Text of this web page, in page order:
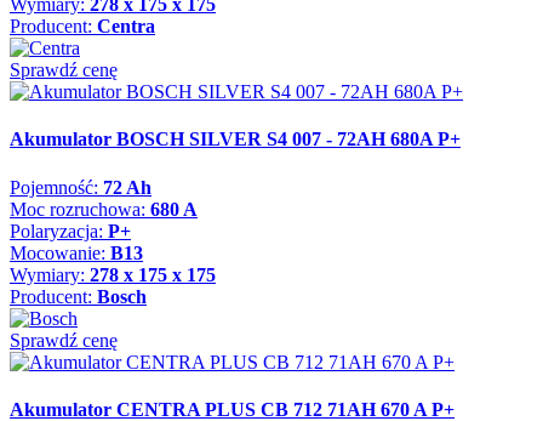
Wymiary: 278 x 175 x 175
Producent: Centra
Sprawdź cenę
Akumulator BOSCH SILVER S4 007 - 72AH 680A P+
Pojemność: 72 Ah
Moc rozruchowa: 680 A
Polaryzacja: P+
Mocowanie: B13
Wymiary: 278 x 175 x 175
Producent: Bosch
Sprawdź cenę
Akumulator CENTRA PLUS CB 712 71AH 670 A P+